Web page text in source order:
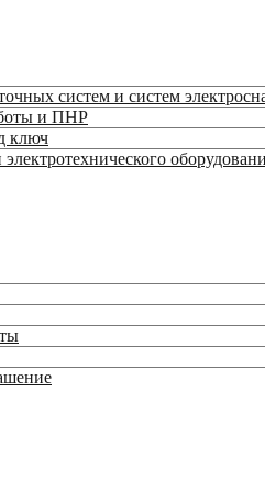
систем и систем
и ПНР
ключ